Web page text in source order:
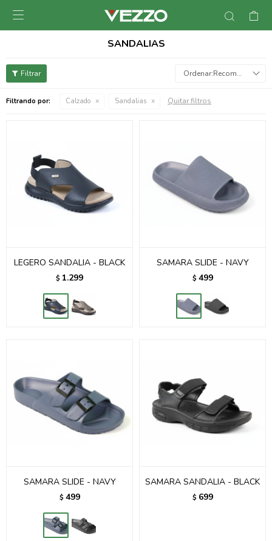

SANDALIAS
Recomendados
Filtrando por: Calzado Sandalias Quitar filtros
LEGERO SANDALIA - BLACK
$ 1.299
SAMARA SLIDE - NAVY
$ 499
SAMARA SLIDE - NAVY
$ 499
SAMARA SANDALIA - BLACK
$ 699